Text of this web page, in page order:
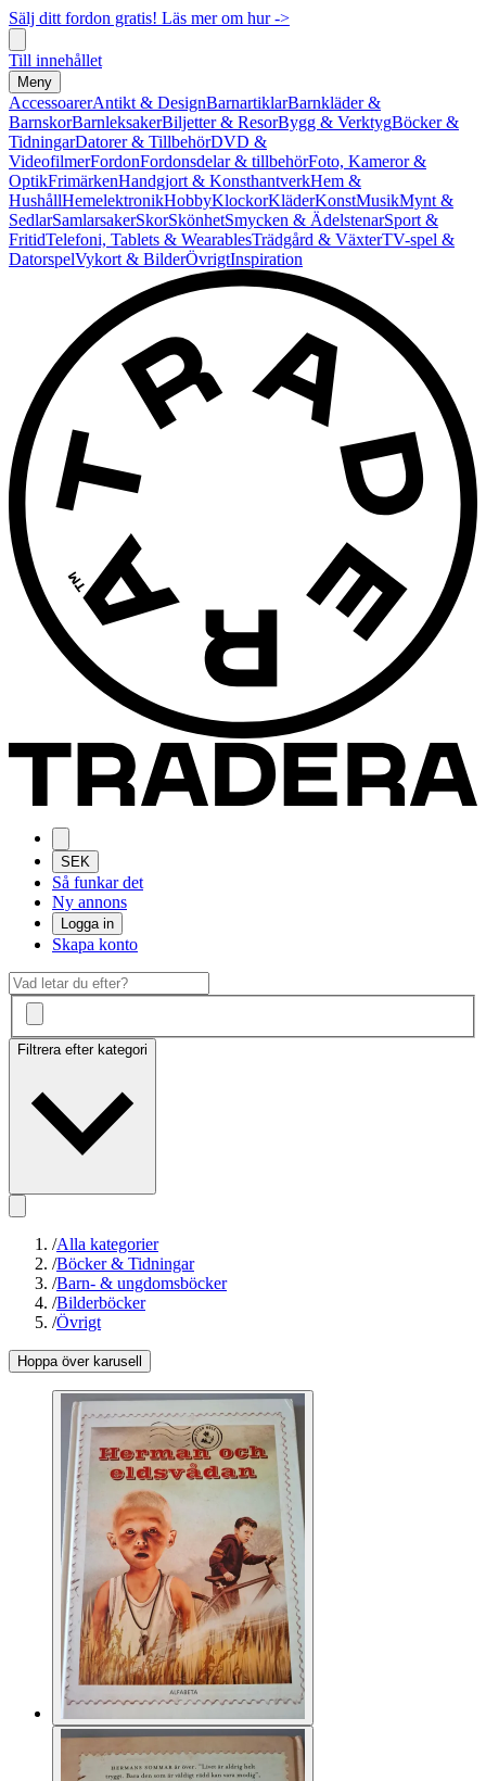
Sälj ditt fordon gratis! Läs mer om hur ->
Till innehållet
Meny
AccessoarerAntikt & DesignBarnartiklarBarnkläder &
BarnskorBarnleksakerBiljetter & ResorBygg & VerktygBöcker &
TidningarDatorer & TillbehörDVD &
VideofilmerFordonFordonsdelar & tillbehörFoto, Kameror &
OptikFrimärkenHandgjort & KonsthantverkHem &
HushållHemelektronikHobbyKlockorKläderKonstMusikMynt &
SedlarSamlarsakerSkorSkönhetSmycken & ÄdelstenarSport &
FritidTelefoni, Tablets & WearablesTrädgård & VäxterTV-spel &
DatorspelVykort & BilderÖvrigtInspiration
SEK
Så funkar det
Ny annons
Logga in
Skapa konto
Filtrera efter kategori
/Alla kategorier
/Böcker & Tidningar
/Barn- & ungdomsböcker
/Bilderböcker
/Övrigt
Hoppa över karusell